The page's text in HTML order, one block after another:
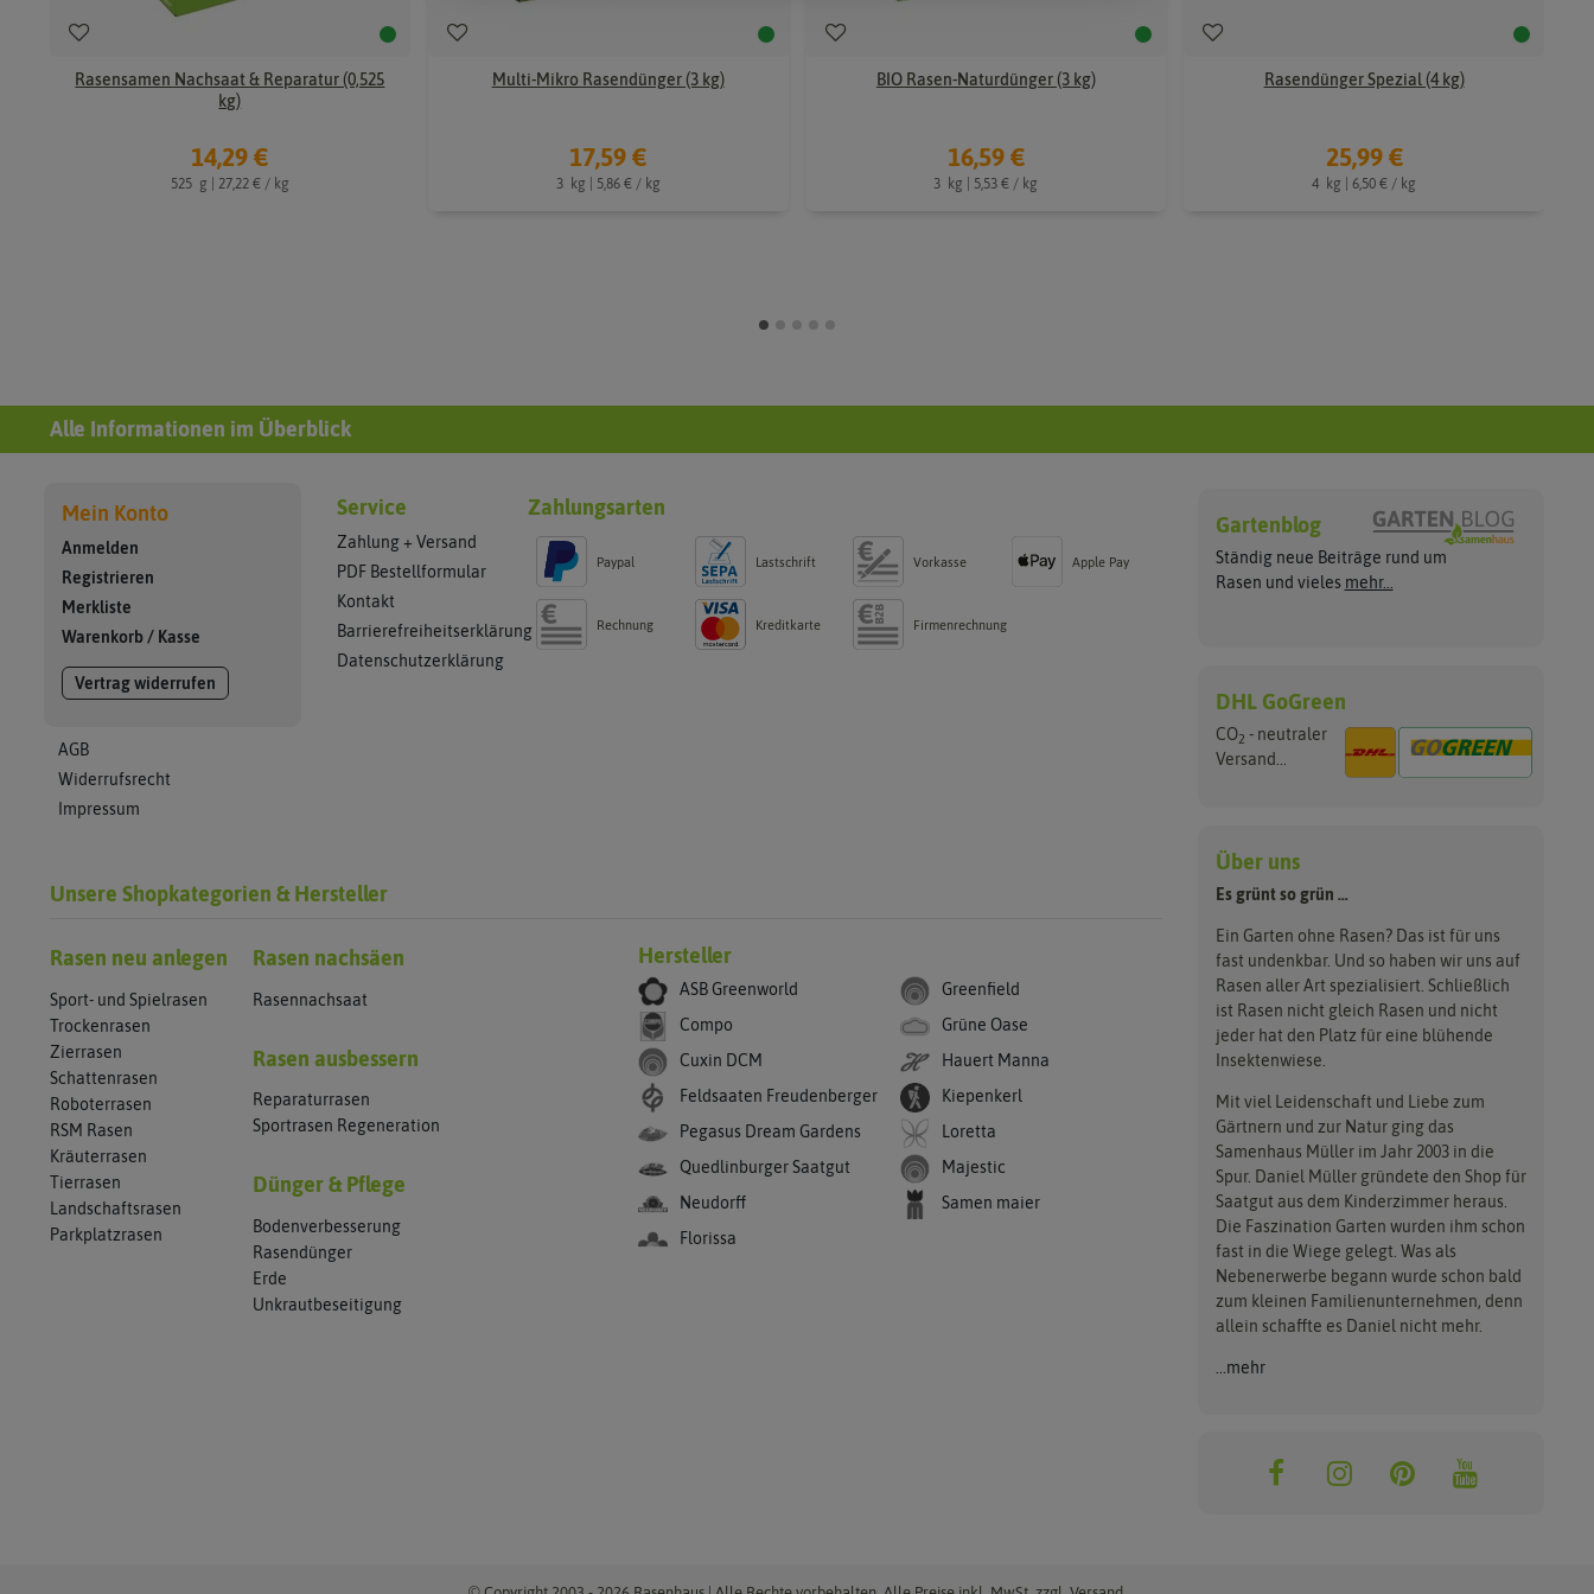
Rasensamen Nachsaat & Reparatur (0,525
kg)
14,29 €
525 g | 27,22 € / kg
Multi-Mikro Rasendünger (3 kg)
17,59 €
3 kg | 5,86 € / kg
BIO Rasen-Naturdünger (3 kg)
16,59 €
3 kg | 5,53 € / kg
Rasendünger Spezial (4 kg)
25,99 €
4 kg | 6,50 € / kg
Alle Informationen im Überblick
Mein Konto
Anmelden
Registrieren
Merkliste
Warenkorb / Kasse
Vertrag widerrufen
AGB
Widerrufsrecht
Impressum
Service
Zahlung + Versand
PDF Bestellformular
Kontakt
Barrierefreiheitserklärung
Datenschutzerklärung
Zahlungsarten
Paypal Lastschrift Vorkasse Apple Pay
Rechnung Kreditkarte Firmenrechnung
Unsere Shopkategorien & Hersteller
Rasen neu anlegen
Sport- und Spielrasen
Trockenrasen
Zierrasen
Schattenrasen
Roboterrasen
RSM Rasen
Kräuterrasen
Tierrasen
Landschaftsrasen
Parkplatzrasen
Rasen nachsäen
Rasennachsaat
Rasen ausbessern
Reparaturrasen
Sportrasen Regeneration
Dünger & Pflege
Bodenverbesserung
Rasendünger
Erde
Unkrautbeseitigung
Hersteller
ASB Greenworld
Compo
Cuxin DCM
Feldsaaten Freudenberger
Pegasus Dream Gardens
Quedlinburger Saatgut
Neudorff
Florissa
Greenfield
Grüne Oase
Hauert Manna
Kiepenkerl
Loretta
Majestic
Samen maier
Gartenblog
Ständig neue Beiträge rund um
Rasen und vieles mehr...
DHL GoGreen
CO2 - neutraler
Versand...
Über uns
Es grünt so grün …
Ein Garten ohne Rasen? Das ist für uns
fast undenkbar. Und so haben wir uns auf
Rasen aller Art spezialisiert. Schließlich
ist Rasen nicht gleich Rasen und nicht
jeder hat den Platz für eine blühende
Insektenwiese.
Mit viel Leidenschaft und Liebe zum
Gärtnern und zur Natur ging das
Samenhaus Müller im Jahr 2003 in die
Spur. Daniel Müller gründete den Shop für
Saatgut aus dem Kinderzimmer heraus.
Die Faszination Garten wurden ihm schon
fast in die Wiege gelegt. Was als
Nebenerwerbe begann wurde schon bald
zum kleinen Familienunternehmen, denn
allein schaffte es Daniel nicht mehr.
...mehr